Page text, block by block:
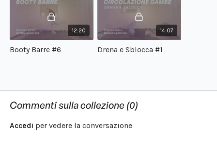
12:20
Booty Barre #6
14:07
Drena e Sblocca #1
Commenti sulla collezione (0)
Accedi per vedere la conversazione